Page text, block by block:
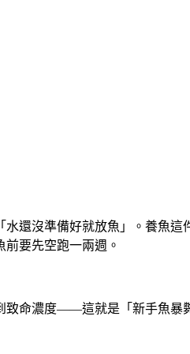
還沒準備好就放魚」。養魚這
要先空跑一兩週。
致命濃度——這就是「新手魚暴